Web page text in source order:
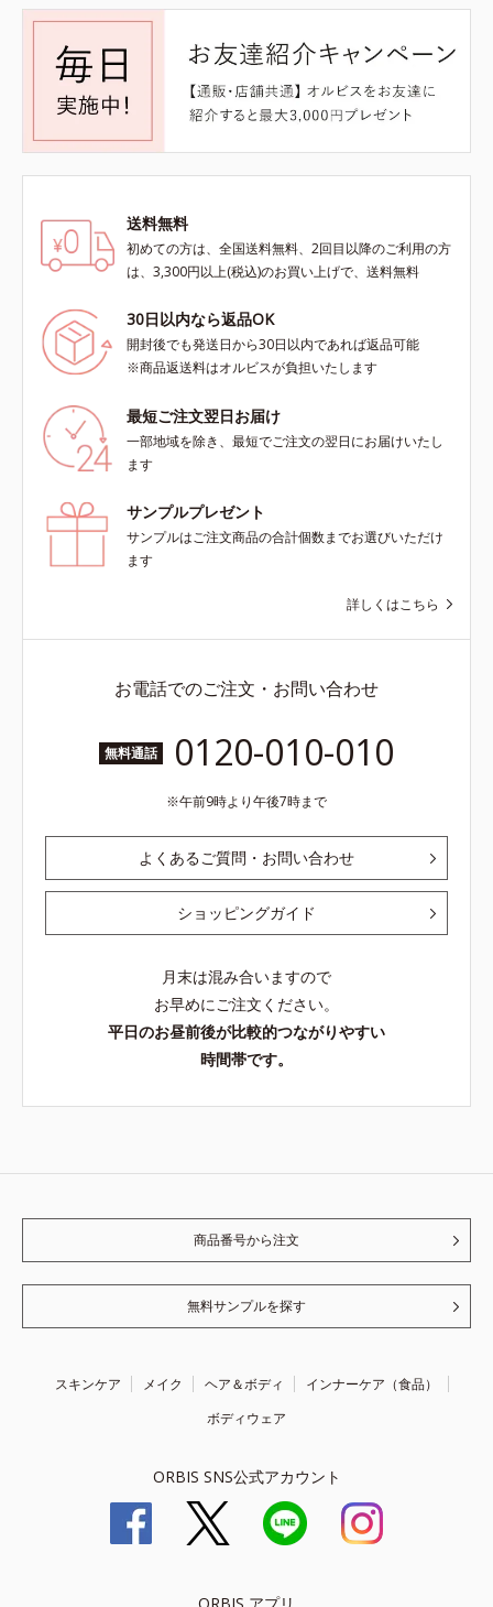
送料無料
初めての方は、全国送料無料、2回目以降のご利用の方
は、3,300円以上(税込)のお買い上げで、送料無料
30日以内なら返品OK
開封後でも発送日から30日以内であれば返品可能
※商品返送料はオルビスが負担いたします
最短ご注文翌日お届け
一部地域を除き、最短でご注文の翌日にお届けいたし
ます
サンプルプレゼント
サンプルはご注文商品の合計個数までお選びいただけ
ます
詳しくはこちら
お電話でのご注文・お問い合わせ
無料通話 0120-010-010
午前9時より午後7時まで
よくあるご質問・お問い合わせ
ショッピングガイド
月末は混み合いますので
お早めにご注文ください。
平日のお昼前後が比較的つながりやすい
時間帯です。
商品番号から注文
無料サンプルを探す
スキンケア メイク ヘア＆ボディ
インナーケア（食品）
ボディウェア
ORBIS SNS公式アカウント